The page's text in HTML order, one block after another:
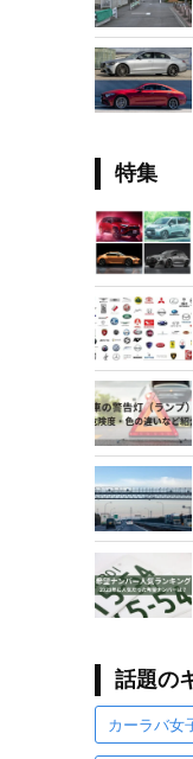
特集
話題の
カーラバ女